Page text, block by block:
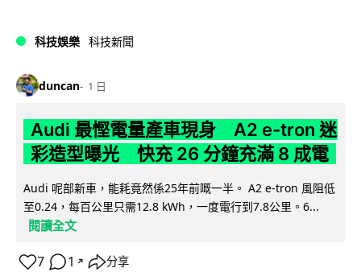
科技娛樂 科技新聞
duncan 1 日
Audi 最慳電量產車現身 A2 e-tron 迷
彩造型曝光 快充 26 分鐘充滿 8 成電
Audi 呢部新車，能耗竟然係25年前嘅一半。 A2 e-tron 風阻低
至0.24，每百公里只需12.8 kWh，一度電行到7.8公里。6...
閱讀全文
7 1 ↗ 分享